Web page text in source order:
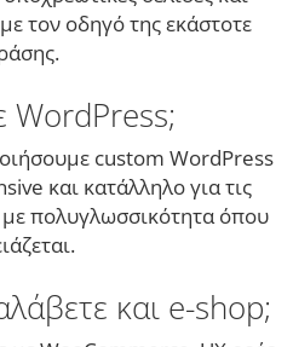
τον οδηγό της εκάστοτε
WordPress;
custom WordPress
και κατάλληλο για τις
με πολυγλωσσικότητα όπου
και e-shop;